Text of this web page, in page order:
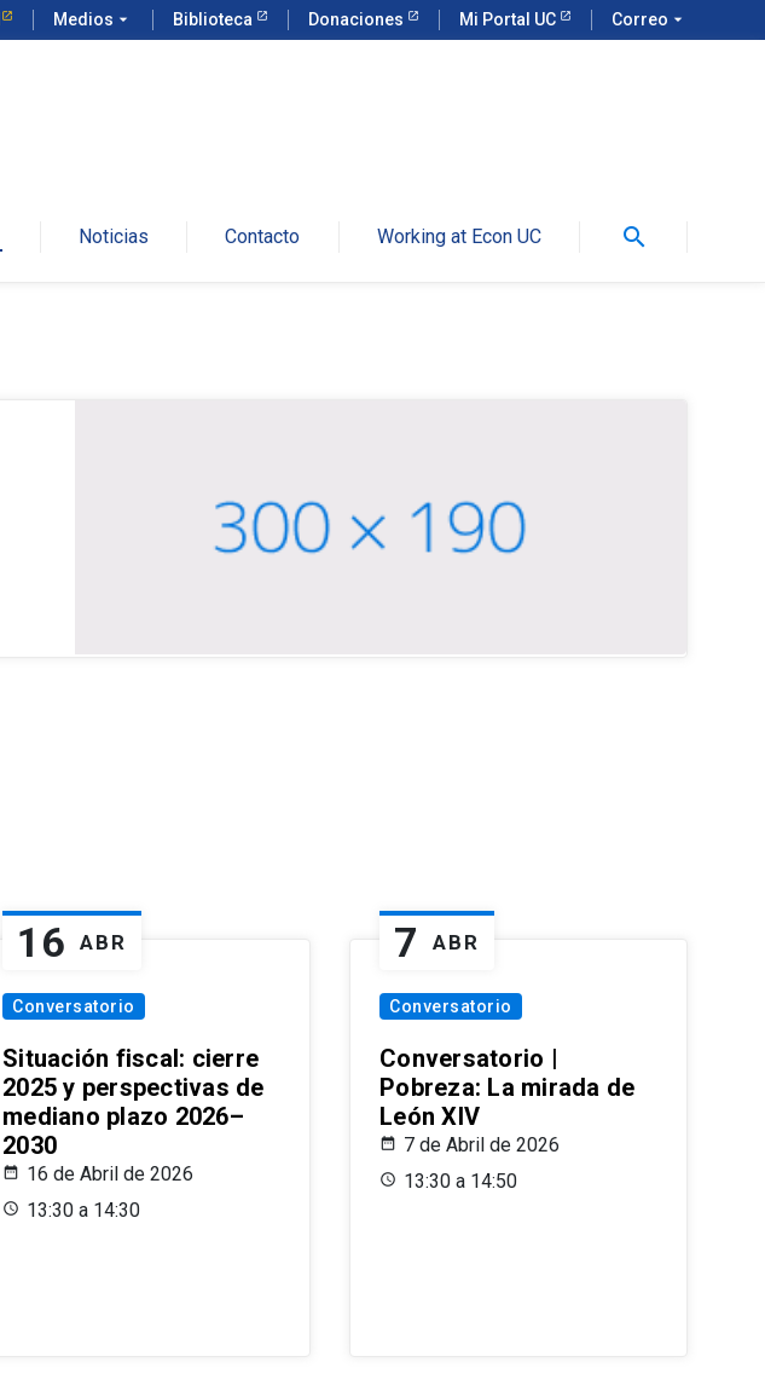
Medios arrow_drop_down Biblioteca Donaciones Mi Portal UC Correo arrow_drop_down
Noticias Contacto Working at Econ UC search
16 ABR
Conversatorio
Situación fiscal: cierre
2025 y perspectivas de
mediano plazo 2026–
2030
16 de Abril de 2026
13:30 a 14:30
7 ABR
Conversatorio
Conversatorio |
Pobreza: La mirada de
León XIV
7 de Abril de 2026
13:30 a 14:50